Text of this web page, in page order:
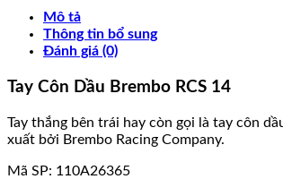
Mô tả
Thông tin bổ sung
Đánh giá (0)
Tay Côn Dầu Brembo RCS 14
Tay thắng bên trái hay còn gọi là tay côn
xuất bởi Brembo Racing Company.
Mã SP: 110A26365